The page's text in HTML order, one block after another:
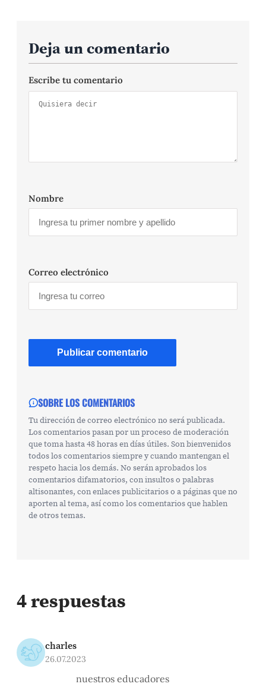
Deja un comentario
Escribe tu comentario
Nombre
Correo electrónico
SOBRE LOS COMENTARIOS
Tu dirección de correo electrónico no será publicada.
Los comentarios pasan por un proceso de moderación
que toma hasta 48 horas en días útiles. Son bienvenidos
todos los comentarios siempre y cuando mantengan el
respeto hacia los demás. No serán aprobados los
comentarios difamatorios, con insultos o palabras
altisonantes, con enlaces publicitarios o a páginas que no
aporten al tema, así como los comentarios que hablen
de otros temas.
4 respuestas
charles
26.07.2023
nuestros educadores